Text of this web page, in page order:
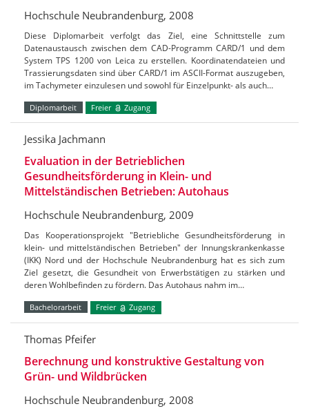
Hochschule Neubrandenburg, 2008
Diese Diplomarbeit verfolgt das Ziel, eine Schnittstelle zum
Datenaustausch zwischen dem CAD-Programm CARD/1 und dem
System TPS 1200 von Leica zu erstellen. Koordinatendateien und
Trassierungsdaten sind über CARD/1 im ASCII-Format auszugeben,
im Tachymeter einzulesen und sowohl für Einzelpunkt- als auch…
Diplomarbeit Freier Zugang
Jessika Jachmann
Evaluation in der Betrieblichen
Gesundheitsförderung in Klein- und
Mittelständischen Betrieben: Autohaus
Hochschule Neubrandenburg, 2009
Das Kooperationsprojekt "Betriebliche Gesundheitsförderung in
klein- und mittelständischen Betrieben" der Innungskrankenkasse
(IKK) Nord und der Hochschule Neubrandenburg hat es sich zum
Ziel gesetzt, die Gesundheit von Erwerbstätigen zu stärken und
deren Wohlbefinden zu fördern. Das Autohaus nahm im…
Bachelorarbeit Freier Zugang
Thomas Pfeifer
Berechnung und konstruktive Gestaltung von
Grün- und Wildbrücken
Hochschule Neubrandenburg, 2008